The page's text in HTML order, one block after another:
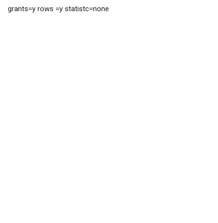
grants=y rows =y statistc=none